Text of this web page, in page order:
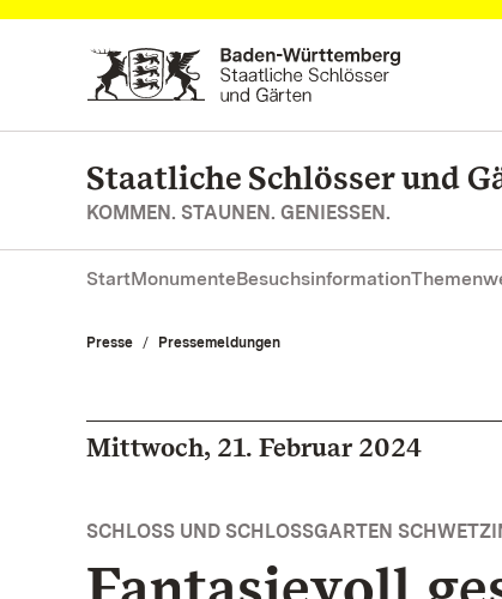
Zum Hauptinhalt springen
Staatliche Schlösser und
KOMMEN. STAUNEN. GENIESSEN.
StartMonumenteBesuchsinformation
Presse Pressemeldungen
Mittwoch, 21. Februar 2024
SCHLOSS UND SCHLOSSGARTEN